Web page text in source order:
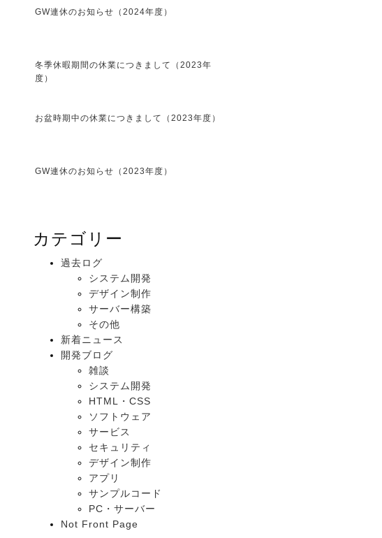
GW連休のお知らせ（2024年度）
冬季休暇期間の休業につきまして（2023年
度）
お盆時期中の休業につきまして（2023年度）
GW連休のお知らせ（2023年度）
カテゴリー
過去ログ
システム開発
デザイン制作
サーバー構築
その他
新着ニュース
開発ブログ
雑談
システム開発
HTML・CSS
ソフトウェア
サービス
セキュリティ
デザイン制作
アプリ
サンプルコード
PC・サーバー
Not Front Page